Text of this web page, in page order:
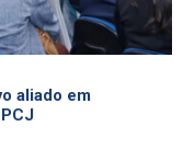
aliado em